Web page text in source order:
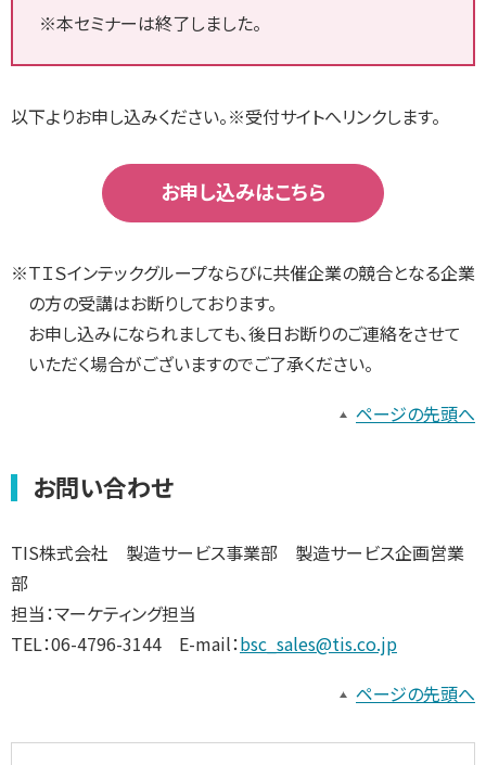
※本セミナーは終了しました。
以下よりお申し込みください。※受付サイトへリンクします。
お申し込みはこちら
※ＴＩＳインテックグループならびに共催企業の競合となる企業
の方の受講はお断りしております。
お申し込みになられましても、後日お断りのご連絡をさせて
いただく場合がございますのでご了承ください。
ページの先頭へ
お問い合わせ
TIS株式会社 製造サービス事業部 製造サービス企画営業
部
担当：マーケティング担当
TEL：06-4796-3144 E-mail：bsc_sales@tis.co.jp
ページの先頭へ